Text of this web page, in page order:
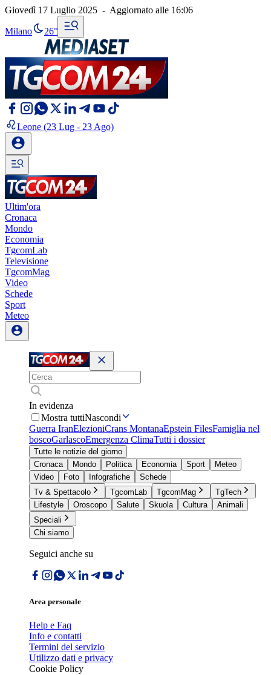
Giovedì 17 Luglio 2025 - Aggiornato alle 16:06
Milano 26°
Leone (23 Lug - 23 Ago)
Ultim'ora
Cronaca
Mondo
Economia
TgcomLab
Televisione
TgcomMag
Video
Schede
Sport
Meteo
In evidenza
Mostra tuttiNascondi
Guerra IranElezioniCrans MontanaEpstein FilesFamiglia nel
boscoGarlascoEmergenza ClimaTutti i dossier
Tutte le notizie del giorno
Cronaca
Mondo Politica Economia Sport
Meteo
Video
Foto Infografiche
Schede
Tv & Spettacolo
TgcomLab TgcomMag
TgTech
Lifestyle
Oroscopo Salute Skuola Cultura
Animali
Speciali
Chi siamo
Seguici anche su
Area personale
Help e Faq
Info e contatti
Termini del servizio
Utilizzo dati e privacy
Cookie Policy